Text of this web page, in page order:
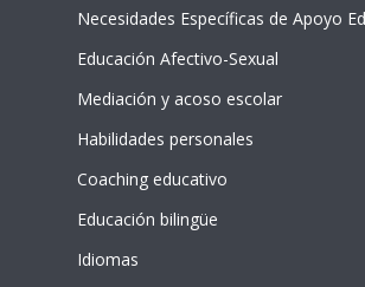
Necesidades Específicas de Apoyo
Educación Afectivo-Sexual
Mediación y acoso escolar
Habilidades personales
Coaching educativo
Educación bilingüe
Idiomas